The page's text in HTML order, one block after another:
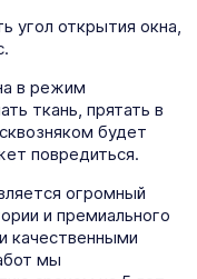
угол открытия окна,
в режим
ткань, прятать в
будет
повредиться.
огромный
и премиального
качественными
мы